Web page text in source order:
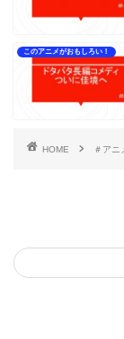
このアニメがおもしろい！
HOME ＃アニ